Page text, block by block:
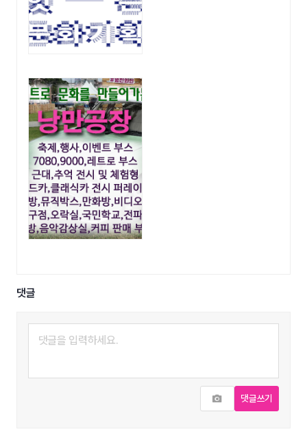
댓글
사진추가
댓글쓰기